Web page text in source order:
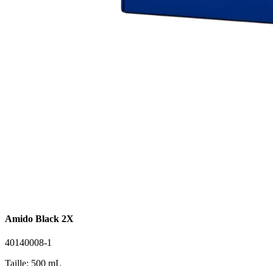
Amido Black 2X
40140008-1
Taille: 500 mL